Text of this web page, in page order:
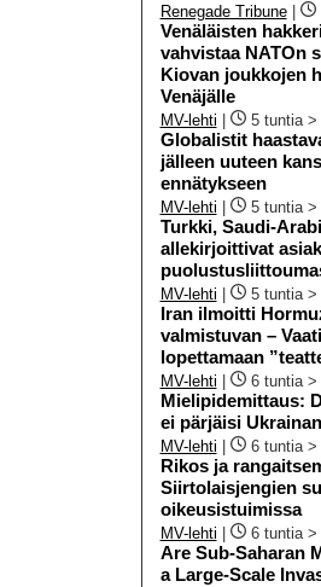
Renegade Tribune|
Venäläisten
vahvistaa NATOn
Kiovan joukkojen
Venäjälle
MV-lehti 5 tuntia >
Globalistit
jälleen uuteen
ennätykseen
MV-lehti 5 tuntia >
Turkki, Saudi-
allekirjoittivat
MV-lehti 5 tuntia >
Iran ilmoitti
valmistuvan –
lopettamaan
MV-lehti 6 tuntia >
Mielipidemittaus:
ei pärjäisi
MV-lehti 6 tuntia >
Rikos ja
Siirtolaisjengien
oikeusistuimissa
MV-lehti 6 tuntia >
Are Sub-Saharan
a Large-Scale